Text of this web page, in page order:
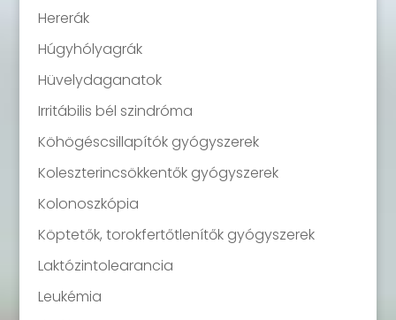
Hererák
Húgyhólyagrák
Hüvelydaganatok
Irritábilis bél szindróma
Köhögéscsillapítók gyógyszerek
Koleszterincsökkentők gyógyszerek
Kolonoszkópia
Köptetők, torokfertőtlenítők gyógyszerek
Laktózintolearancia
Leukémia